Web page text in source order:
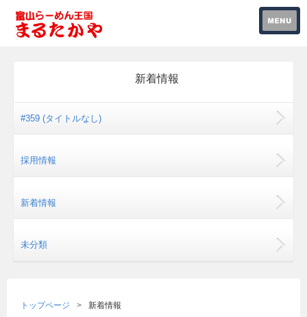
新着情報
#359 (タイトルなし)
採用情報
新着情報
未分類
トップページ 新着情報